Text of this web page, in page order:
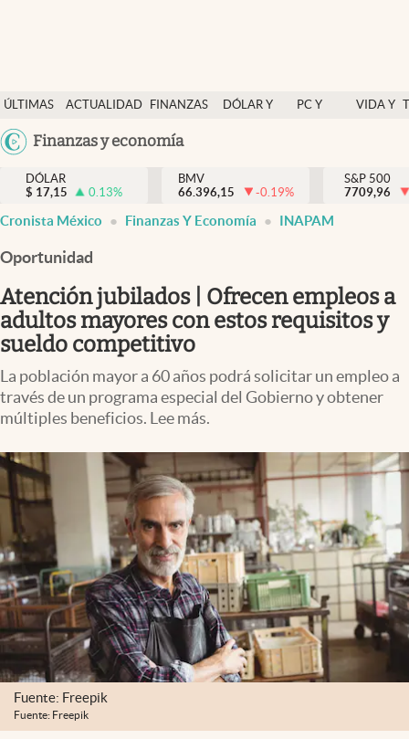
ÚLTIMAS
NOTICIAS
ACTUALIDAD
FINANZAS
DÓLAR Y
PC Y
VIDA Y
México
Finanzas y economía
Actualidad
Finanzas y economía
Dólar y mercados
Pc y celular
Vida y estilo
Tv
Clima
Espiritualidad
Mediakit
abre en nueva pestaña
DÓLAR
$ 17,15 0.13%
BMV
66.396,15
-0.19%
S&P 500
7709,96
Cronista México Finanzas Y Economía INAPAM
Oportunidad
Atención jubilados | Ofrecen empleos a
adultos mayores con estos requisitos y
sueldo competitivo
La población mayor a 60 años podrá solicitar un empleo a
través de un programa especial del Gobierno y obtener
múltiples beneficios. Lee más.
Fuente: Freepik
Fuente: Freepik